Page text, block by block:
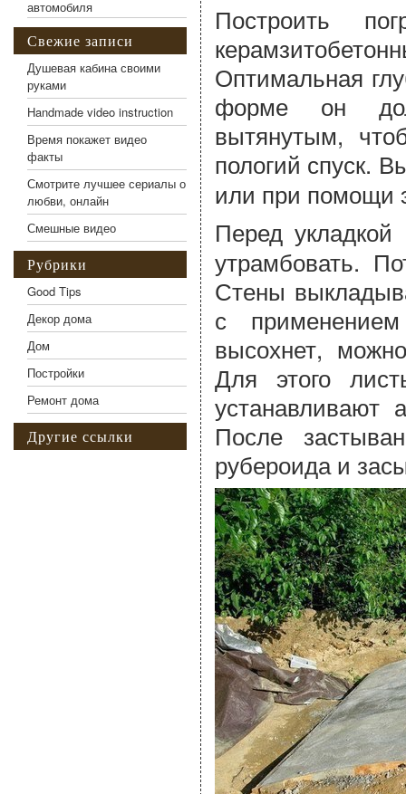
Построить
Оптимальная
форме он
вытянутым,
пологий спуск.
или при помощи
Перед
утрамбовать.
Стены
с
высохнет,
Для этого
устанавливают
После
рубероида и
автомобиля
Свежие записи
Душевая кабина своими
руками
Handmade video instruction
Время покажет видео
факты
Смотрите лучшее сериалы о
любви, онлайн
Смешные видео
Рубрики
Good Tips
Декор дома
Дом
Постройки
Ремонт дома
Другие ссылки